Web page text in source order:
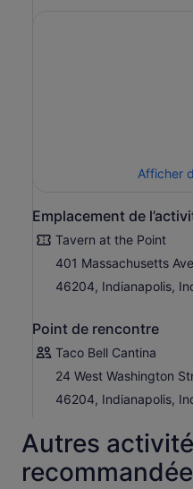
Afficher
Emplacement de
Tavern at the Point
401 Massachusetts
46204, Indianapolis,
Point de rencontre
Taco Bell Cantina
24 West Washington
46204, Indianapolis,
Autres